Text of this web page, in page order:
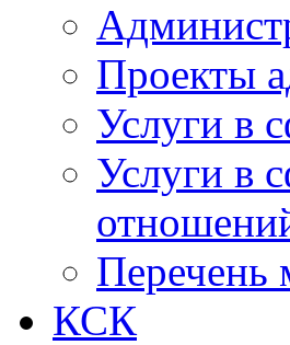
Проекты
Услуги в
Услуги в
Перечень
КСК